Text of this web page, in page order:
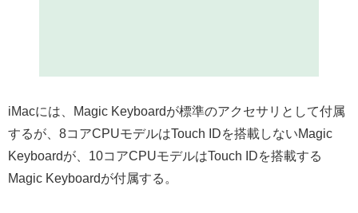
iMacには、Magic Keyboardが標準のアクセサリとして付属
するが、8コアCPUモデルはTouch IDを搭載しないMagic
Keyboardが、10コアCPUモデルはTouch IDを搭載する
Magic Keyboardが付属する。